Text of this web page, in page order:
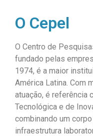
O Cepel
O Centro de
fundado pelas
1974, é a maior
América Latina. Com
atuação, é referência
Tecnológica e de
combinando um
infraestrutura